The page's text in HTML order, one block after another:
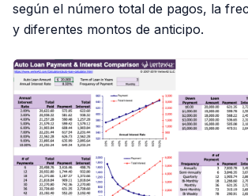
según el número total de pagos, la
y diferentes montos de anticipo.